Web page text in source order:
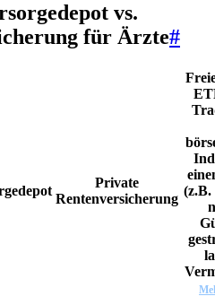
vs.
für Ärzte#
Private
Rentenversicherung